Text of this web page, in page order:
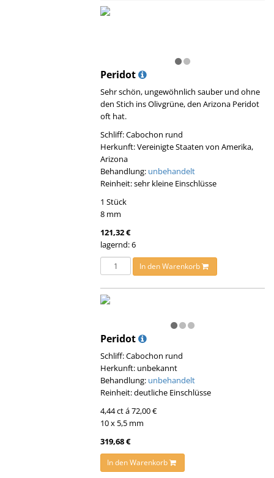
Peridot
Sehr schön, ungewöhnlich sauber und ohne
den Stich ins Olivgrüne, den Arizona Peridot
oft hat.
Schliff: Cabochon rund
Herkunft: Vereinigte Staaten von Amerika,
Arizona
Behandlung: unbehandelt
Reinheit: sehr kleine Einschlüsse
1 Stück
8 mm
121,32 €
lagernd: 6
In den Warenkorb
Peridot
Schliff: Cabochon rund
Herkunft: unbekannt
Behandlung: unbehandelt
Reinheit: deutliche Einschlüsse
4,44 ct á 72,00 €
10 x 5,5 mm
319,68 €
In den Warenkorb